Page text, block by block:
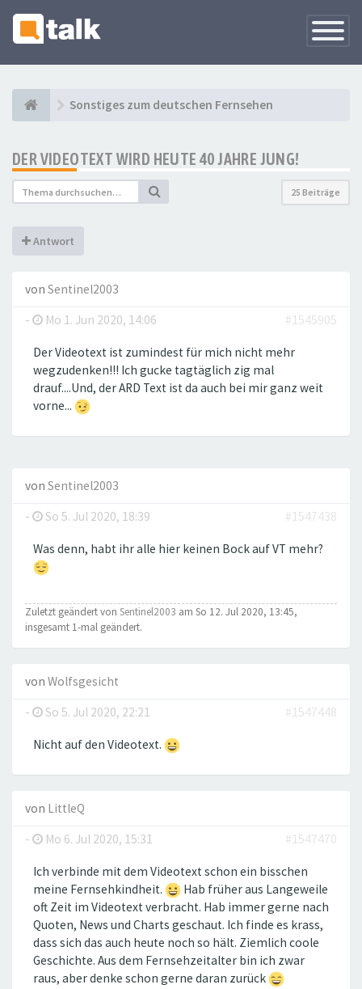
Sonstiges zum deutschen Fernsehen
DER VIDEOTEXT WIRD HEUTE 40 JAHRE JUNG!
25 Beiträge
Antwort
von Sentinel2003
-
Mo 1. Jun 2020, 14:06 #1545905
Der Videotext ist zumindest für mich nicht mehr
wegzudenken!!! Ich gucke tagtäglich zig mal
drauf....Und, der ARD Text ist da auch bei mir ganz weit
vorne...
von Sentinel2003
-
So 5. Jul 2020, 18:39 #1547438
Was denn, habt ihr alle hier keinen Bock auf VT mehr?
Zuletzt geändert von Sentinel2003 am So 12. Jul 2020, 13:45,
insgesamt 1-mal geändert.
von Wolfsgesicht
-
So 5. Jul 2020, 22:21 #1547448
Nicht auf den Videotext.
von LittleQ
-
Mo 6. Jul 2020, 15:31 #1547470
Ich verbinde mit dem Videotext schon ein bisschen
meine Fernsehkindheit.
Hab früher aus Langeweile
oft Zeit im Videotext verbracht. Hab immer gerne nach
Quoten, News und Charts geschaut. Ich finde es krass,
dass sich das auch heute noch so hält. Ziemlich coole
Geschichte. Aus dem Fernsehzeitalter bin ich zwar
raus, aber denke schon gerne daran zurück